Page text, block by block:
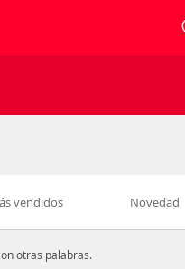
vendidos Novedad
otras palabras.